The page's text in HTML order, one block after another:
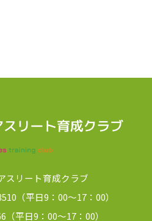
スリート育成クラブ
（平日9：00～17：00）
（平日9：00～17：00）